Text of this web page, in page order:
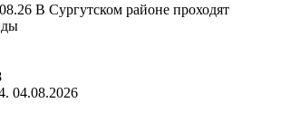
В Сургутском районе проходят
04.08.2026